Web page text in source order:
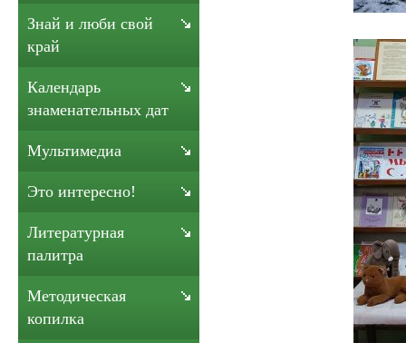
Знай и люби свой
край
Календарь
знаменательных дат
Мультимедиа
Это интересно!
Литературная
палитра
Методическая
копилка